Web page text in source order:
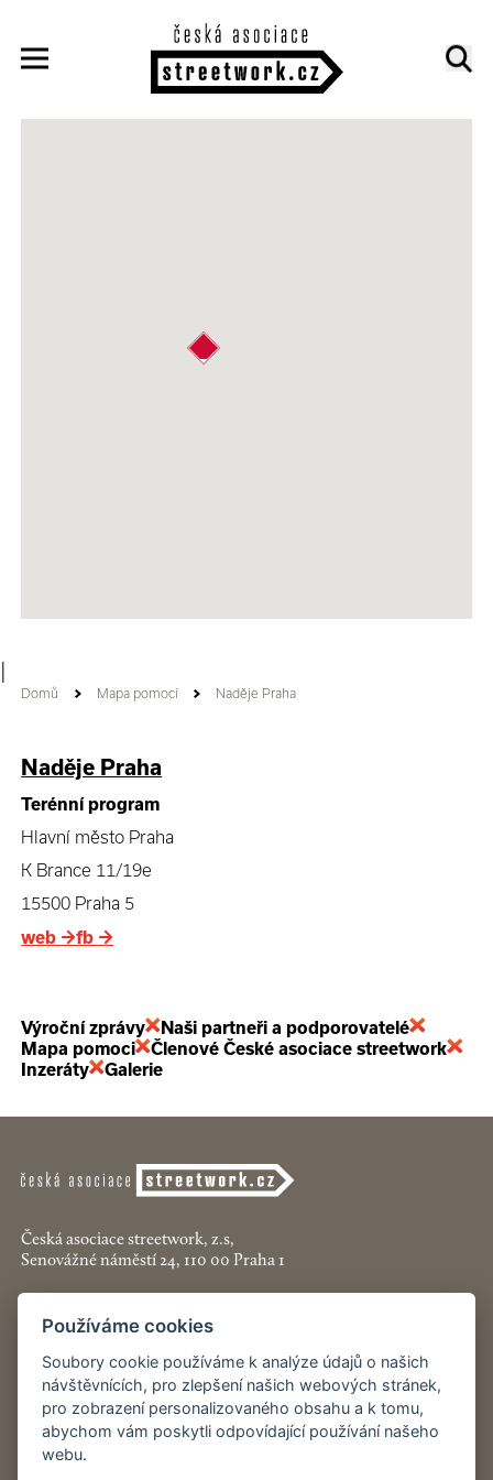
Domů Mapa pomoci Naděje Praha
Naděje Praha
Terénní program
Hlavní město Praha
K Brance 11/19e
15500 Praha 5
web →fb →
Výroční zprávy
Naši partneři a podporovatelé
Mapa pomoci
Členové České asociace streetwork
Inzeráty
Galerie
Česká asociace streetwork, z.s,
Senovážné náměstí 24, 110 00 Praha 1
+420 774 913 777
asociace@streetwork.cz
Nastavení cookies
Restartshop.cz
Používáme cookies
Soubory cookie používáme k analýze údajů o našich
návštěvnících, pro zlepšení našich webových stránek,
pro zobrazení personalizovaného obsahu a k tomu,
abychom vám poskytli odpovídající používání našeho
webu.